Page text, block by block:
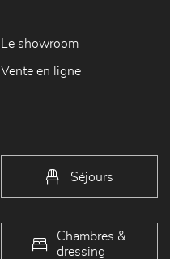
Le showroom
Vente en ligne
Séjours
Chambres &
dressing